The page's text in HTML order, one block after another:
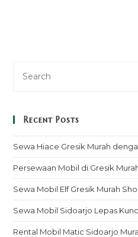
Recent Posts
Sewa Hiace Gresik Murah
Persewaan Mobil di Gresik
Sewa Mobil Elf Gresik Murah
Sewa Mobil Sidoarjo Lepas
Rental Mobil Matic Sidoarjo